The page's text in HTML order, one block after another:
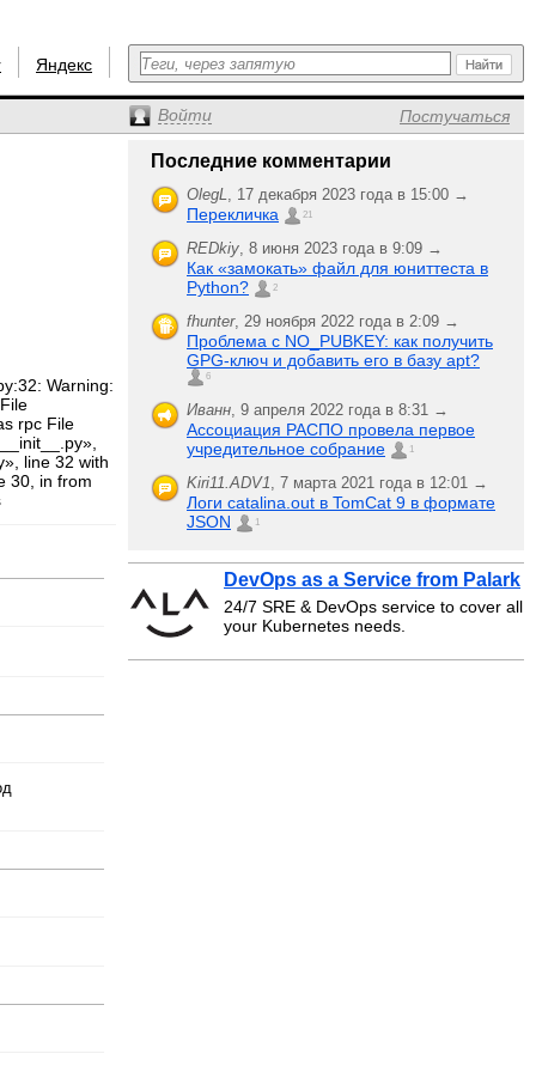
Яндекс
Войти Постучаться
Warning:
rpc File
line 32 with
30, in from
Последние комментарии
OlegL, 17 декабря 2023 года в 15:00 →
Перекличка 21
REDkiy, 8 июня 2023 года в 9:09 →
Как «замокать» файл для юниттеста в
Python?
2
fhunter, 29 ноября 2022 года в 2:09 →
Проблема с NO_PUBKEY: как получить
GPG-ключ и добавить его в базу apt?
6
Иванн, 9 апреля 2022 года в 8:31 →
Ассоциация РАСПО провела первое
учредительное собрание
1
Kiri11.ADV1, 7 марта 2021 года в 12:01 →
Логи catalina.out в TomCat 9 в формате
JSON
1
DevOps as a Service from Palark
24/7 SRE & DevOps service to cover all
your Kubernetes needs.